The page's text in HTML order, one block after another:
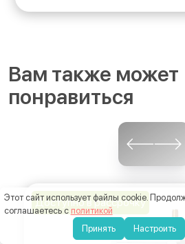
Вам также может
понравиться
Доступно в рассрочку
Этот сайт использует файлы cookie.
соглашаетесь с политикой
Принять
Настроить